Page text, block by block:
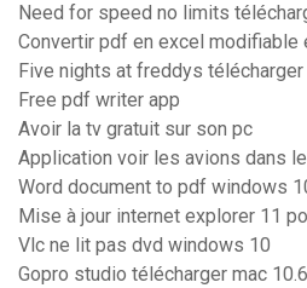
Need for speed no limits
Convertir pdf en excel modifiable
Five nights at freddys
Free pdf writer app
Avoir la tv gratuit sur son pc
Application voir les avions dans le
Word document to pdf windows
Mise à jour internet explorer 11
Vlc ne lit pas dvd windows 10
Gopro studio télécharger mac